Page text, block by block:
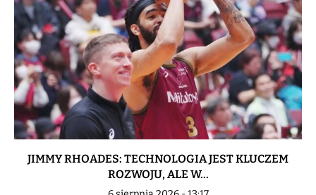
JIMMY RHOADES: TECHNOLOGIA JEST KLUCZEM
ROZWOJU, ALE W...